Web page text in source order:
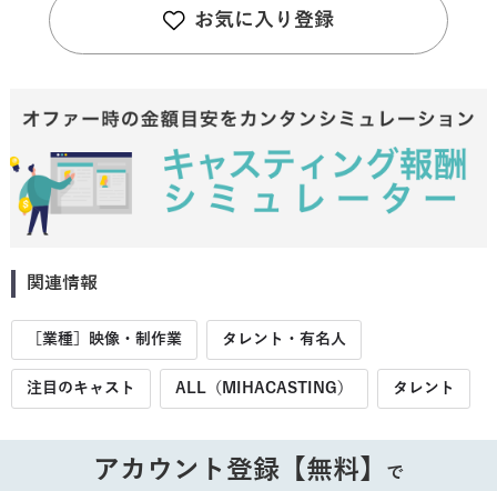
お気に入り登録
関連情報
［業種］映像・制作業 タレント・有名人
注目のキャスト ALL（MIHACASTING） タレント
アカウント登録【無料】 で